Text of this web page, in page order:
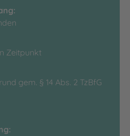
Zeitpunkt
gem. § 14 Abs. 2 TzBfG